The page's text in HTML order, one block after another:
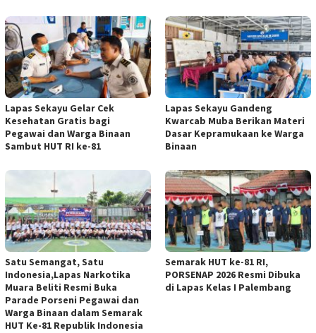
Lapas Sekayu Gelar Cek
Kesehatan Gratis bagi
Pegawai dan Warga Binaan
Sambut HUT RI ke-81
Lapas Sekayu Gandeng
Kwarcab Muba Berikan Materi
Dasar Kepramukaan ke Warga
Binaan
Satu Semangat, Satu
Indonesia,Lapas Narkotika
Muara Beliti Resmi Buka
Parade Porseni Pegawai dan
Warga Binaan dalam Semarak
HUT Ke-81 Republik Indonesia
Semarak HUT ke-81 RI,
PORSENAP 2026 Resmi Dibuka
di Lapas Kelas I Palembang